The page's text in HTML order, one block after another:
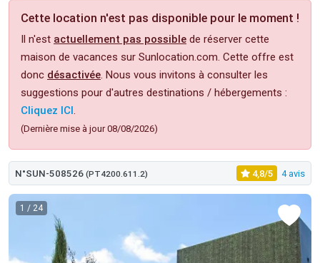
Cette location n'est pas disponible pour le moment !
Il n'est actuellement pas possible de réserver cette
maison de vacances sur Sunlocation.com. Cette offre est
donc désactivée. Nous vous invitons à consulter les
suggestions pour d'autres destinations / hébergements :
Cliquez ICI.
(Dernière mise à jour 08/08/2026)
N°SUN-508526 (PT4200.611.2) 4,8/5 4 avis
1 / 24